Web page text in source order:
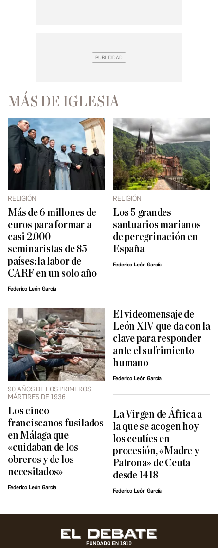
MÁS DE IGLESIA
RELIGIÓN
Más de 6 millones de
euros para formar a
casi 2.000
seminaristas de 85
países: la labor de
CARF en un solo año
Federico León García
RELIGIÓN
Los 5 grandes
santuarios marianos
de peregrinación en
España
Federico León García
90 AÑOS DE LOS PRIMEROS
MÁRTIRES DE 1936
Los cinco
franciscanos fusilados
en Málaga que
«cuidaban de los
obreros y de los
necesitados»
Federico León García
El videomensaje de
León XIV que da con la
clave para responder
ante el sufrimiento
humano
Federico León García
La Virgen de África a
la que se acogen hoy
los ceutíes en
procesión, «Madre y
Patrona» de Ceuta
desde 1418
Federico León García